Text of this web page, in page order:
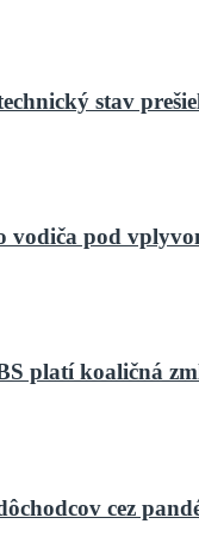
stav
vodiča pod
platí koaličná
cez